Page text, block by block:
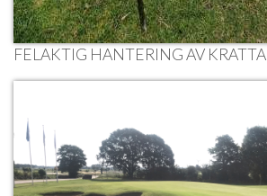
FELAKTIG HANTERING AV KRATTA